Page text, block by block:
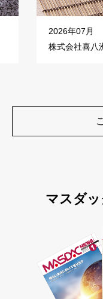
2026年07月
株式会社喜八
マスダ